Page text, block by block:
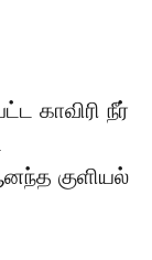
காவிரி நீர்
குளியல்